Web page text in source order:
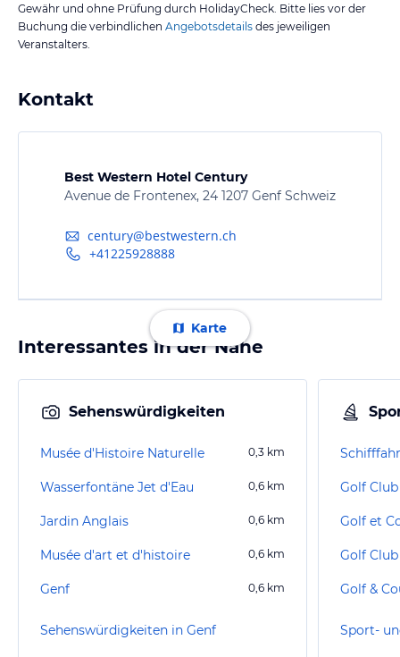
Gewähr und ohne Prüfung durch HolidayCheck. Bitte lies vor der
Buchung die verbindlichen Angebotsdetails des jeweiligen
Veranstalters.
Kontakt
Best Western Hotel Century
Avenue de Frontenex, 24 1207 Genf Schweiz
century@bestwestern.ch
+41225928888
Karte
Interessantes in der Nähe
Sehenswürdigkeiten
Musée d'Histoire Naturelle 0,3 km
Wasserfontäne Jet d'Eau 0,6 km
Jardin Anglais 0,6 km
Musée d'art et d'histoire 0,6 km
Genf 0,6 km
Sehenswürdigkeiten in Genf
Golf
Golf et
Golf
Sport-